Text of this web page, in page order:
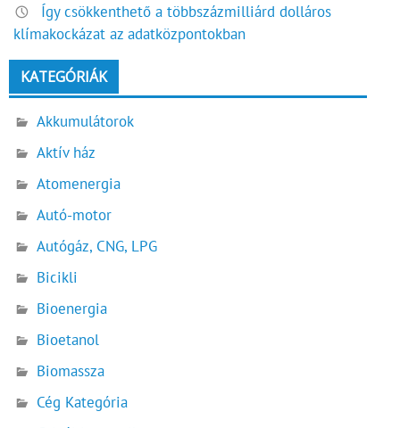
Így csökkenthető a többszázmilliárd dolláros
klímakockázat az adatközpontokban
KATEGÓRIÁK
Akkumulátorok
Aktív ház
Atomenergia
Autó-motor
Autógáz, CNG, LPG
Bicikli
Bioenergia
Bioetanol
Biomassza
Cég Kategória